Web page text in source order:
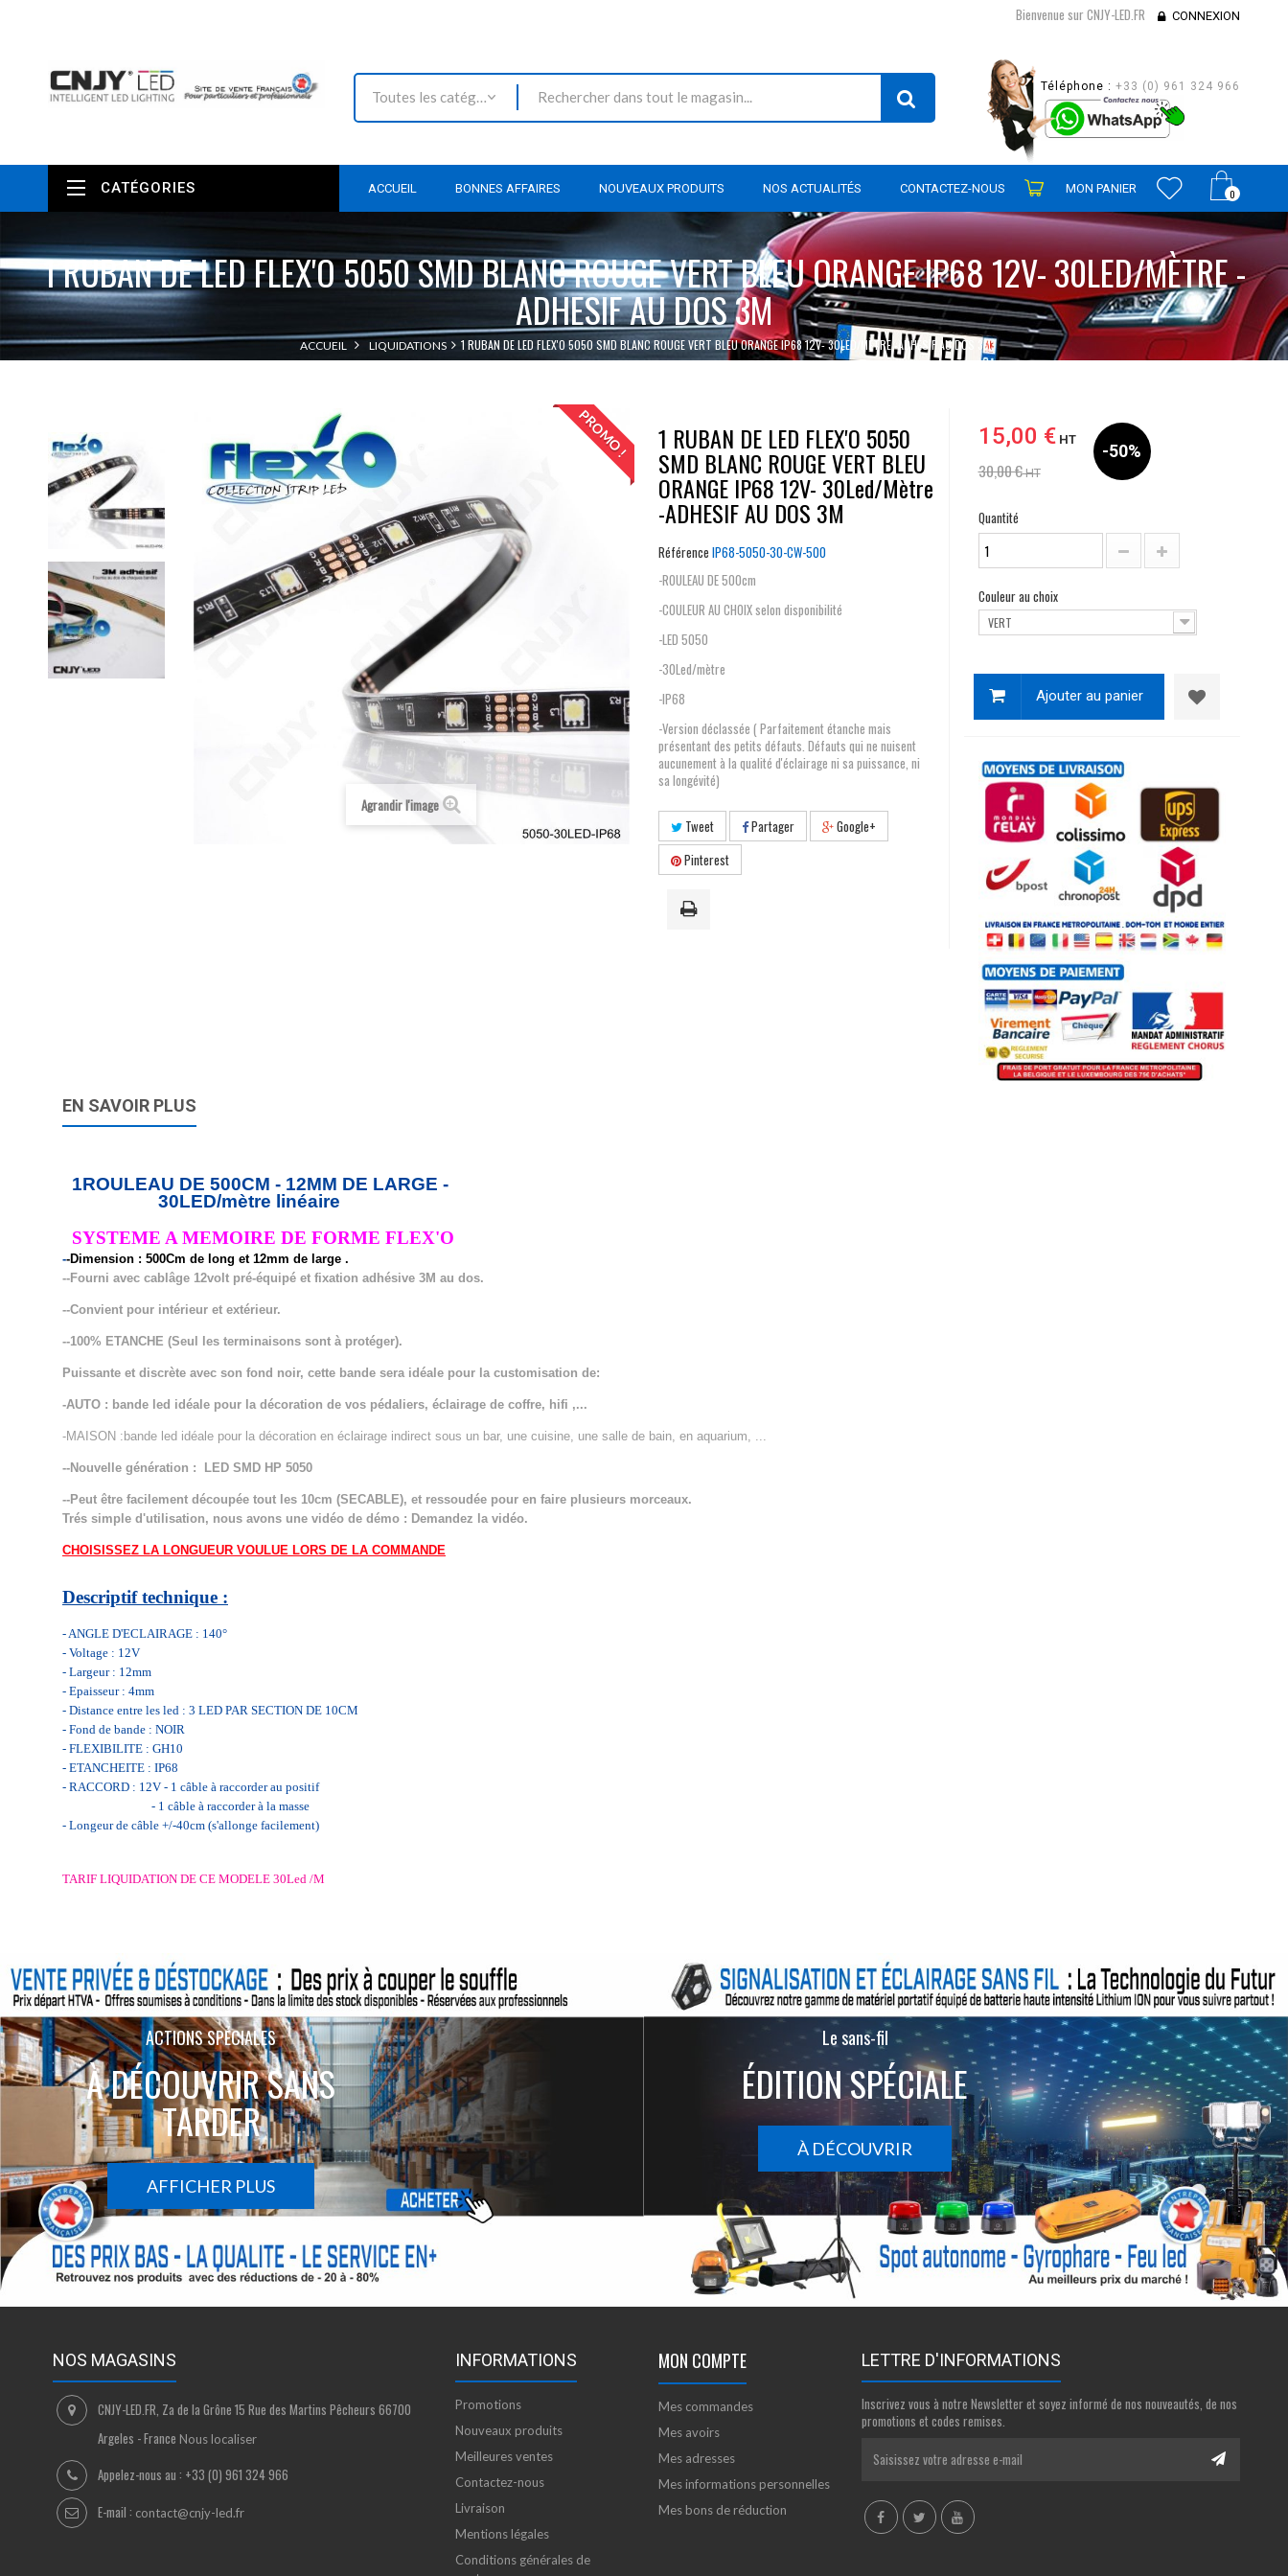
Bienvenue sur CNJY-LED.FR CONNEXION
Toutes les catégories
Téléphone : +33 (0) 961 324 966
0
ACCUEIL BONNES AFFAIRES NOUVEAUX PRODUITS NOS ACTUALITÉS CONTACTEZ-NOUS MON PANIER
CATÉGORIES
1 RUBAN DE LED FLEX'O 5050 SMD BLANC ROUGE VERT BLEU ORANGE IP68 12V- 30LED/MÈTRE -
ADHESIF AU DOS 3M
ACCUEIL LIQUIDATIONS 1 RUBAN DE LED FLEX'O 5050 SMD BLANC ROUGE VERT BLEU ORANGE IP68 12V- 30LED/MÈTRE -ADHESIF AU DOS 3M
PROMO !
Agrandir l'image
1 RUBAN DE LED FLEX'O 5050
SMD BLANC ROUGE VERT BLEU
ORANGE IP68 12V- 30Led/Mètre
-ADHESIF AU DOS 3M
Référence IP68-5050-30-CW-500
-ROULEAU DE 500cm
-COULEUR AU CHOIX selon disponibilité
-LED 5050
-30Led/mètre
-IP68
-Version déclassée ( Parfaitement étanche mais
présentant des petits défauts. Défauts qui ne nuisent
aucunement à la qualité d'éclairage ni sa puissance, ni
sa longévité)
Tweet Partager
Google+
Pinterest
15,00 €HT
30,00 €HT
-50%
Quantité
Couleur au choix
VERT
Ajouter au panier
EN SAVOIR PLUS
1ROULEAU DE 500CM - 12MM DE LARGE -
30LED/mètre linéaire
SYSTEME A MEMOIRE DE FORME FLEX'O
--Dimension : 500Cm de long et 12mm de large .
--Fourni avec cablâge 12volt pré-équipé et fixation adhésive 3M au dos.
--Convient pour intérieur et extérieur.
--100% ETANCHE (Seul les terminaisons sont à protéger).
Puissante et discrète avec son fond noir, cette bande sera idéale pour la customisation de:
-AUTO : bande led idéale pour la décoration de vos pédaliers, éclairage de coffre, hifi ,...
-MAISON :bande led idéale pour la décoration en éclairage indirect sous un bar, une cuisine, une salle de bain, en aquarium, ...
--Nouvelle génération : LED SMD HP 5050
--Peut être facilement découpée tout les 10cm (SECABLE), et ressoudée pour en faire plusieurs morceaux.
Trés simple d'utilisation, nous avons une vidéo de démo : Demandez la vidéo.
CHOISISSEZ LA LONGUEUR VOULUE LORS DE LA COMMANDE
Descriptif technique :
- ANGLE D'ECLAIRAGE : 140°
- Voltage : 12V
- Largeur : 12mm
- Epaisseur : 4mm
- Distance entre les led : 3 LED PAR SECTION DE 10CM
- Fond de bande : NOIR
- FLEXIBILITE : GH10
- ETANCHEITE : IP68
- RACCORD : 12V - 1 câble à raccorder au positif
- 1 câble à raccorder à la masse
- Longeur de câble +/-40cm (s'allonge facilement)
TARIF LIQUIDATION DE CE MODELE 30Led /M
ACTIONS SPÉCIALES
À DÉCOUVRIR SANS
TARDER
AFFICHER PLUS
Le sans-fil
ÉDITION SPÉCIALE
À DÉCOUVRIR
NOS MAGASINS
CNJY-LED.FR, Za de la Grône 15 Rue des Martins Pêcheurs 66700
Argeles - France Nous localiser
Appelez-nous au : +33 (0) 961 324 966
E-mail : contact@cnjy-led.fr
INFORMATIONS
Promotions
Nouveaux produits
Meilleures ventes
Contactez-nous
Livraison
Mentions légales
Conditions générales de
MON COMPTE
Mes commandes
Mes avoirs
Mes adresses
Mes informations personnelles
Mes bons de réduction
LETTRE D'INFORMATIONS
Inscrivez vous à notre Newsletter et soyez informé de nos nouveautés, de nos
promotions et codes remises.